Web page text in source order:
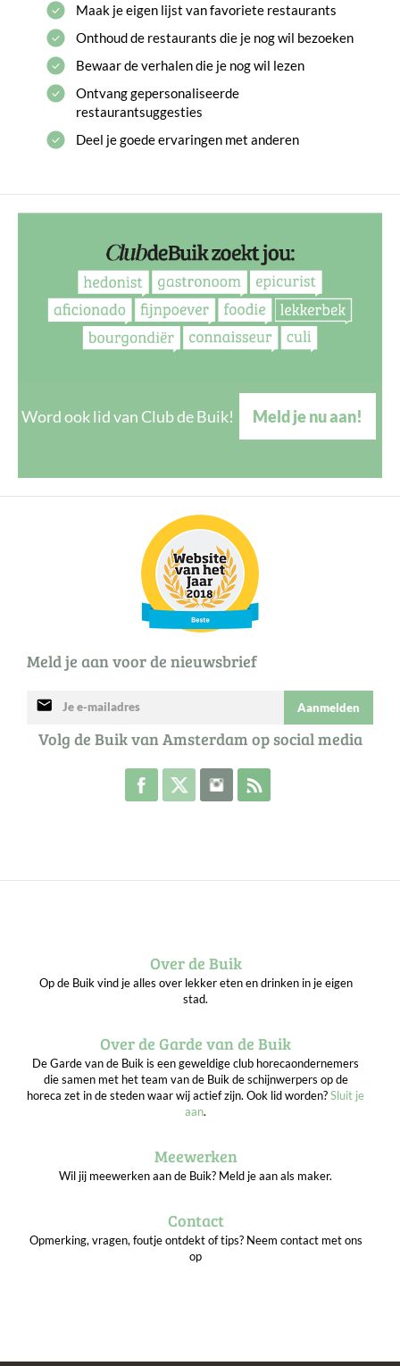
Maak je eigen lijst van favoriete restaurants
Onthoud de restaurants die je nog wil bezoeken
Bewaar de verhalen die je nog wil lezen
Ontvang gepersonaliseerde
restaurantsuggesties
Deel je goede ervaringen met anderen
Word ook lid van Club de Buik! Meld je nu aan!
Meld je aan voor de nieuwsbrief
mail Aanmelden
Volg de Buik van Amsterdam op social media
Volg de Buik op Facebook
Volg de Buik op Twitter
Volg de Buik op Instagram
Over de Buik
Op de Buik vind je alles over lekker eten en drinken in je eigen
stad.
Over de Garde van de Buik
De Garde van de Buik is een geweldige club horecaondernemers
die samen met het team van de Buik de schijnwerpers op de
horeca zet in de steden waar wij actief zijn. Ook lid worden?Sluit je
aan.
Meewerken
Wil jij meewerken aan de Buik? Meld je aan als maker.
Contact
Opmerking, vragen, foutje ontdekt of tips? Neem contact met ons
op